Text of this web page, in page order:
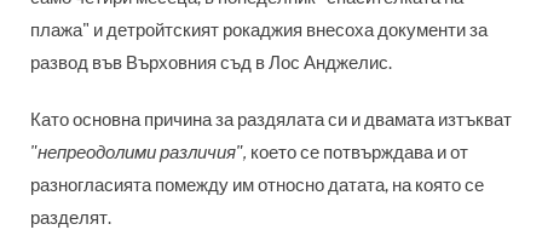
плажа" и детройтският рокаджия внесоха документи за
развод във Върховния съд в Лос Анджелис.
Като основна причина за раздялата си и двамата изтъкват
"непреодолими различия", което се потвърждава и от
разногласията помежду им относно датата, на която се
разделят.